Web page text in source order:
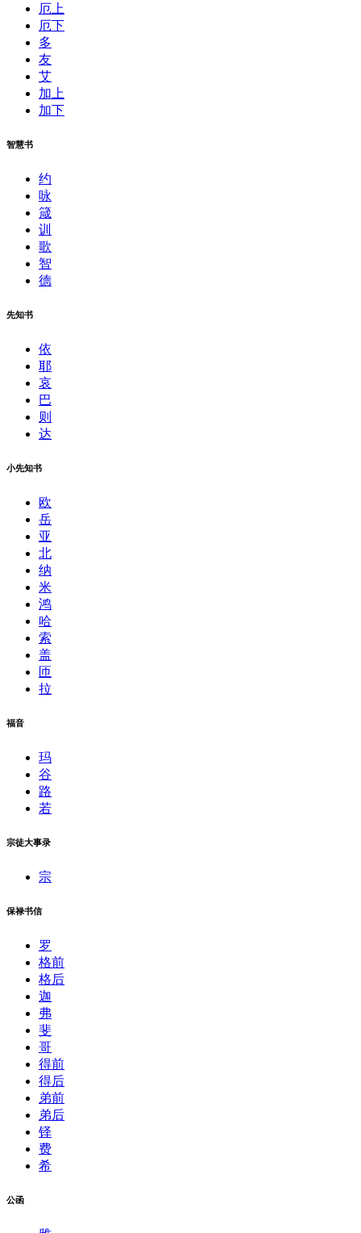
厄上
厄下
多
友
艾
加上
加下
智慧书
约
咏
箴
训
歌
智
德
先知书
依
耶
哀
巴
则
达
小先知书
欧
岳
亚
北
纳
米
鸿
哈
索
盖
匝
拉
福音
玛
谷
路
若
宗徒大事录
宗
保禄书信
罗
格前
格后
迦
弗
斐
哥
得前
得后
弟前
弟后
铎
费
希
公函